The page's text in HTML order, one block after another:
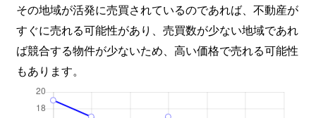
その地域が活発に売買されているのであれば、不動産が
すぐに売れる可能性があり、売買数が少ない地域であれ
ば競合する物件が少ないため、高い価格で売れる可能性
もあります。